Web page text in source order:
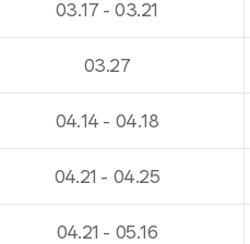
03.17 - 03.21
03.27
04.14 - 04.18
04.21 - 04.25
04.21 - 05.16